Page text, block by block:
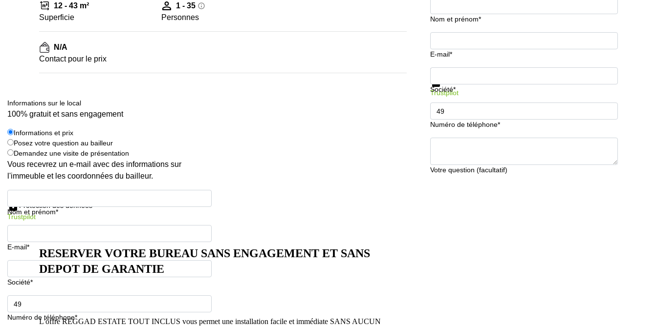
12 - 43 m²
Superficie
1 - 35
Personnes
N/A
Contact pour le prix
Nom et prénom*
E-mail*
Société*
Numéro de téléphone*
Votre question (facultatif)
Informations et prix
Trustpilot
Informations sur le local
100% gratuit et sans engagement
Informations et prix
Posez votre question au bailleur
Demandez une visite de présentation
Vous recevrez un e-mail avec des informations sur
l'immeuble et les coordonnées du bailleur.
Nom et prénom*
E-mail*
Société*
Numéro de téléphone*
Protection des données
Trustpilot
RESERVER VOTRE BUREAU SANS ENGAGEMENT ET SANS
DEPOT DE GARANTIE
L'offre REGGAD ESTATE TOUT INCLUS vous permet une installation facile et immédiate SANS AUCUN